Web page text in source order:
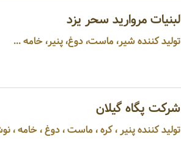
لبنیات مروارید سحر یزد
تولید کننده شیر، ماست، دوغ، پنیر، خامه ...
شرکت پگاه گیلان
تولید کننده پنیر ، کره ، ماست ، دوغ ، خامه ، نوشیدنی عرقیات گیاهی گازدار ، نوشیدنی گازدار موهیتو ...